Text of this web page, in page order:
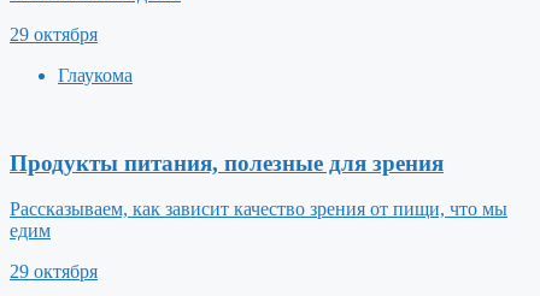
29 октября
Глаукома
Продукты питания, полезные для зрения
Рассказываем, как зависит качество зрения от пищи, что мы
едим
29 октября